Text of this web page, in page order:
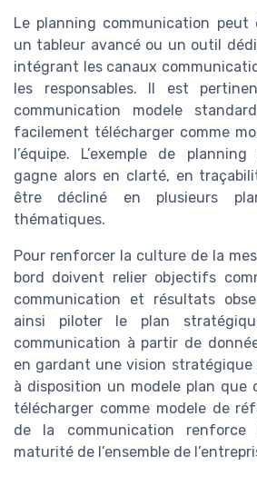
Le planning communication
un tableur avancé ou un outil
intégrant les canaux
les responsables. Il est
communication modele
facilement télécharger comme
l’équipe. L’exemple de
gagne alors en clarté, en
être décliné en plusieurs
thématiques.
Pour renforcer la culture de la
bord doivent relier objectifs
communication et résultats
ainsi piloter le plan
communication à partir de
en gardant une vision stratégique
à disposition un modele plan que
télécharger comme modele de
de la communication renforce
maturité de l’ensemble de